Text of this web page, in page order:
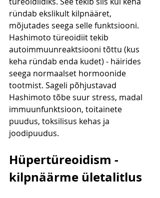
ründab ekslikult kilpnääret,
mõjutades seega selle funktsiooni.
Hashimoto türeoidiit tekib
autoimmuunreaktsiooni tõttu (kus
keha ründab enda kudet) - häirides
seega normaalset hormoonide
tootmist. Sageli põhjustavad
Hashimoto tõbe suur stress, madal
immuunfunktsioon, toitainete
puudus, toksilisus kehas ja
joodipuudus.
Hüpertüreoidism -
kilpnäärme ületalitlus